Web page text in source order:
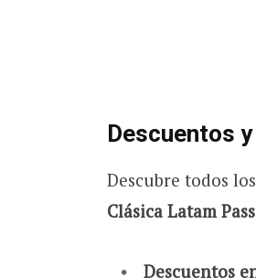
Descuentos
Descubre todos
Clásica Latam Pass
Descuentos